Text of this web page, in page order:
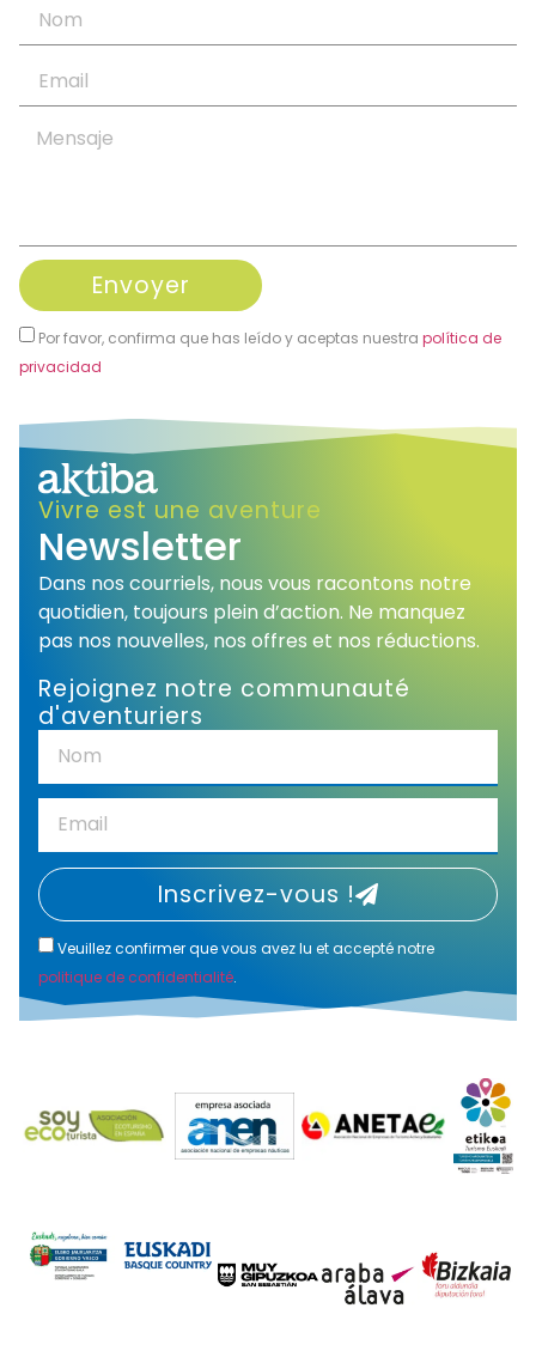
Vivre est une aventure
Newsletter
Dans nos courriels, nous vous racontons notre
quotidien, toujours plein d’action. Ne manquez
pas nos nouvelles, nos offres et nos réductions.
Rejoignez notre communauté
d'aventuriers
Veuillez confirmer que vous avez lu et accepté notre
politique de confidentialité
Inscrivez-vous !
Alternative:
Por favor, confirma que has leído y aceptas nuestra política de
privacidad
Envoyer